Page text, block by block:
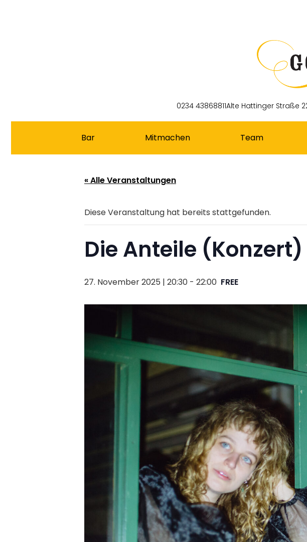
0234 43868811Alte Hattinger Straße
Bar Mitmachen Team
« Alle Veranstaltungen
Diese Veranstaltung hat bereits stattgefunden.
Die Anteile (Konzert)
27. November 2025 | 20:30 - 22:00 FREE